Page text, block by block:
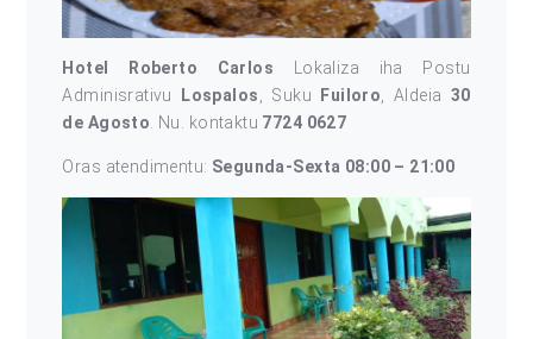
Hotel Roberto Carlos Lokaliza iha Postu
Adminisrativu
Lospalos, Suku Fuiloro, Aldeia 30
de Agosto. Nu. kontaktu 7724 0627
Oras atendimentu: Segunda-Sexta 08:00 – 21:00